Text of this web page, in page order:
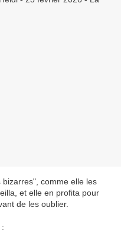
comme elle les
et elle en profita pour
de les oublier.